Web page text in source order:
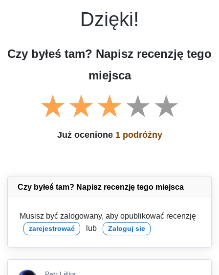
Dzięki!
Czy byłeś tam? Napisz recenzję tego
miejsca
Już ocenione 1 podróżny
Czy byłeś tam? Napisz recenzję tego miejsca
Musisz być zalogowany, aby opublikować recenzję
zarejestrować lub Zaloguj sie